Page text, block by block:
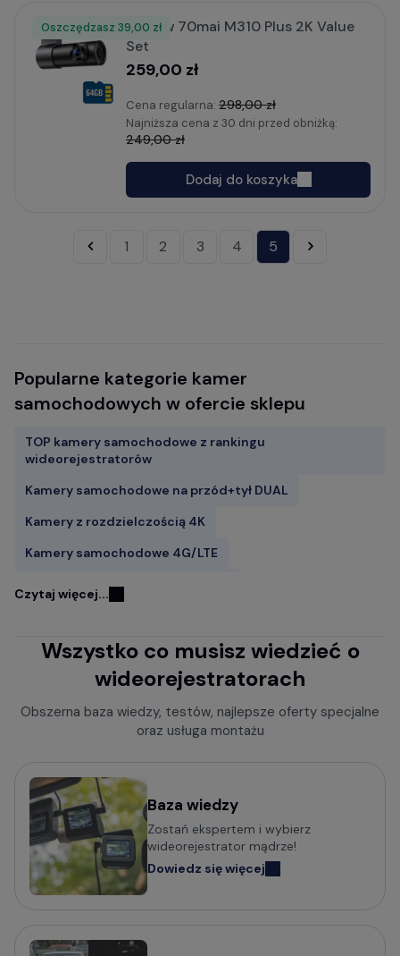
Zestaw 70mai M310 Plus 2K Value
Set
259,00 zł
Oszczędzasz 39,00 zł
Cena regularna: 298,00 zł
Najniższa cena z 30 dni przed obniżką:
249,00 zł
Dodaj do koszyka
Rabat
« 1 2 3 4 5 »
Popularne kategorie kamer
samochodowych w ofercie sklepu
TOP kamery samochodowe z rankingu
wideorejestratorów
Kamery samochodowe na przód+tył DUAL
Kamery z rozdzielczością 4K
Kamery samochodowe 4G/LTE
Kamery samochodowe FITCAMX
Wideorejestratory w lusterku wstecznym
Rejestratory jazdy z kamerą cofania
Kamery samochodowe z trybem parkingowym
Rejestratory trasy z czujnikiem ruchu
Mini kamery do samochodu - małe i dyskretne
Kamery samochodowe z obsługą komend głosowych
Wideorejestratory klasy Premium
Kamery samochodowe odczytujące tablice w nocy (z
Czytaj więcej...
Wszystko co musisz wiedzieć o
wideorejestratorach
Obszerna baza wiedzy, testów, najlepsze oferty specjalne
oraz usługa montażu
Baza wiedzy
Zostań ekspertem i wybierz
wideorejestrator mądrze!
Dowiedz się więcej